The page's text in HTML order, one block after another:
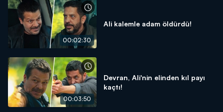
00:02:30
Ali kalemle adam öldürdü!
00:03:50
Devran, Ali'nin elinden kıl payı
kaçtı!